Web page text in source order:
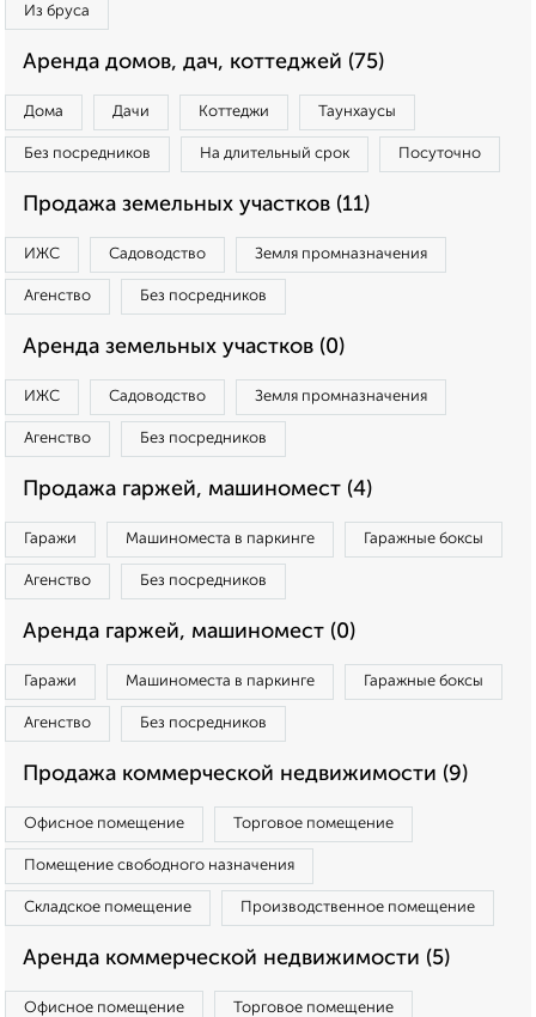
Из бруса
Аренда домов, дач, коттеджей (75)
Дома Дачи Коттеджи Таунхаусы
Без посредников На длительный срок Посуточно
Продажа земельных участков (11)
ИЖС Садоводство Земля промназначения
Агенство Без посредников
Аренда земельных участков (0)
ИЖС Садоводство Земля промназначения
Агенство Без посредников
Продажа гаржей, машиномест (4)
Гаражи Машиноместа в паркинге Гаражные боксы
Агенство Без посредников
Аренда гаржей, машиномест (0)
Гаражи Машиноместа в паркинге Гаражные боксы
Агенство Без посредников
Продажа коммерческой недвижимости (9)
Офисное помещение Торговое помещение
Помещение свободного назначения
Складское помещение Производственное помещение
Аренда коммерческой недвижимости (5)
Офисное помещение Торговое помещение